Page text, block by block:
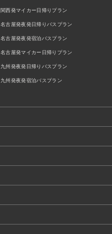
関西発マイカー日帰りプラン
名古屋発夜発日帰りバスプラン
名古屋発夜発宿泊バスプラン
名古屋発マイカー日帰りプラン
九州発夜発日帰りバスプラン
九州発夜発宿泊バスプラン